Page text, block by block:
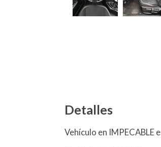
Detalles
Vehículo en